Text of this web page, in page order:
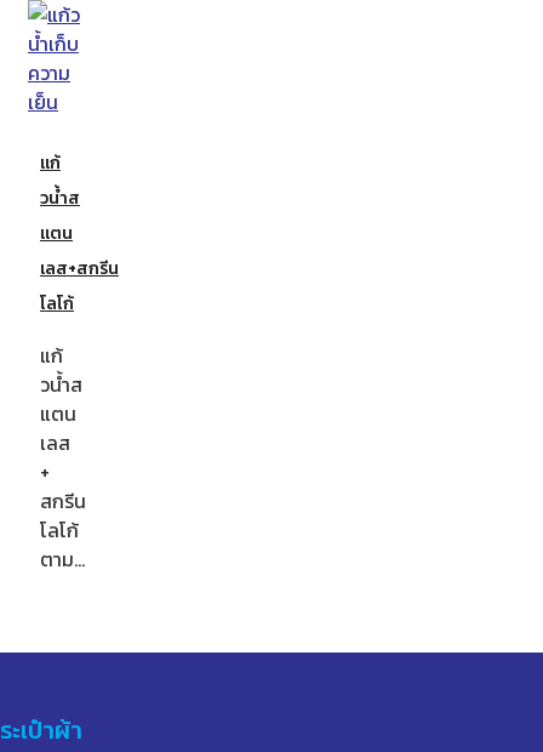
แก้
วน้ำส
แตน
เลส+สกรีน
โลโก้
แก้
วน้ำส
แตน
เลส
+
สกรีน
โลโก้
ตาม…
ะเป๋าผ้า